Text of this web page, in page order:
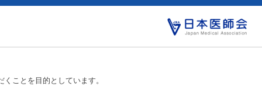
ことを目的としています。